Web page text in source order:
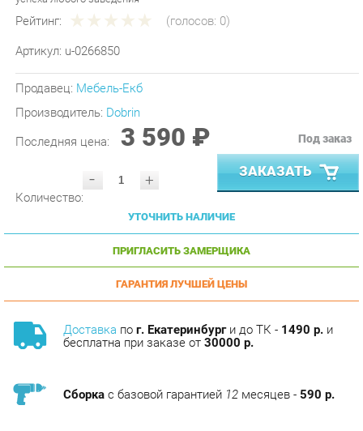
Артикул: u-0266850
Продавец: Мебель-Екб
Производитель:
Dobrin
Последняя цена: 3 590 ₽
- +
ЗАКАЗАТЬ
УТОЧНИТЬ НАЛИЧИЕ
ПРИГЛАСИТЬ ЗАМЕРЩИКА
ГАРАНТИЯ ЛУЧШЕЙ ЦЕНЫ
пог. Екатеринбурги до ТК -
бесплатна при заказе от30000 р.
с базовой гарантией месяцев -
Подъём на этаж -200 р.Без лифта - 3 рубля за кг.